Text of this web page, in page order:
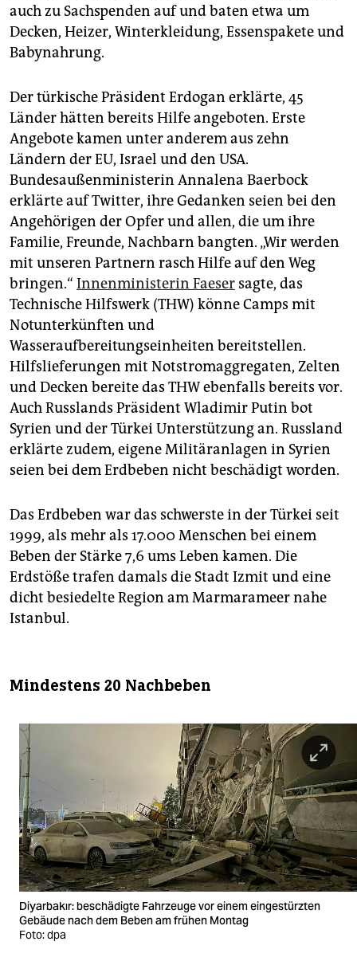
auch zu Sachspenden auf und baten etwa um
Decken, Heizer, Winterkleidung, Essenspakete und
Babynahrung.
Der türkische Präsident Erdogan erklärte, 45
Länder hätten bereits Hilfe angeboten. Erste
Angebote kamen unter anderem aus zehn
Ländern der EU, Israel und den USA.
Bundesaußenministerin Annalena Baerbock
erklärte auf Twitter, ihre Gedanken seien bei den
Angehörigen der Opfer und allen, die um ihre
Familie, Freunde, Nachbarn bangten. „Wir werden
mit unseren Partnern rasch Hilfe auf den Weg
bringen.“ Innenministerin Faeser sagte, das
Technische Hilfswerk (THW) könne Camps mit
Notunterkünften und
Wasseraufbereitungseinheiten bereitstellen.
Hilfslieferungen mit Notstromaggregaten, Zelten
und Decken bereite das THW ebenfalls bereits vor.
Auch Russlands Präsident Wladimir Putin bot
Syrien und der Türkei Unterstützung an. Russland
erklärte zudem, eigene Militäranlagen in Syrien
seien bei dem Erdbeben nicht beschädigt worden.
Das Erdbeben war das schwerste in der Türkei seit
1999, als mehr als 17.000 Menschen bei einem
Beben der Stärke 7,6 ums Leben kamen. Die
Erdstöße trafen damals die Stadt Izmit und eine
dicht besiedelte Region am Marmarameer nahe
Istanbul.
Mindestens 20 Nachbeben
Diyarbakır: beschädigte Fahrzeuge vor einem eingestürzten
Gebäude nach dem Beben am frühen Montag
Foto: dpa